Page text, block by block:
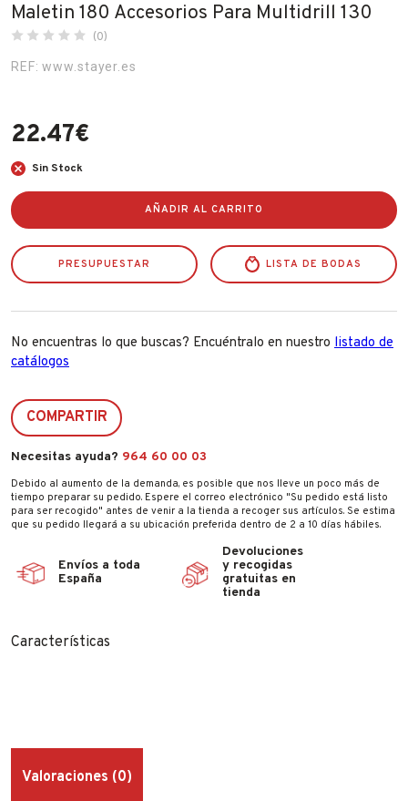
Conócenos
Blog
Contacto
Maletin 180 Accesorios Para Multidrill 130
(0)
REF: www.stayer.es
22.47€
Sin Stock
AÑADIR AL CARRITO
PRESUPUESTAR LISTA DE BODAS
No encuentras lo que buscas? Encuéntralo en nuestro listado de
catálogos
COMPARTIR
Necesitas ayuda? 964 60 00 03
Debido al aumento de la demanda, es posible que nos lleve un poco más de
tiempo preparar su pedido. Espere el correo electrónico "Su pedido está listo
para ser recogido" antes de venir a la tienda a recoger sus artículos. Se estima
que su pedido llegará a su ubicación preferida dentro de 2 a 10 días hábiles.
Envíos a toda
España
Devoluciones
y recogidas
gratuitas en
tienda
Características
Valoraciones (0)